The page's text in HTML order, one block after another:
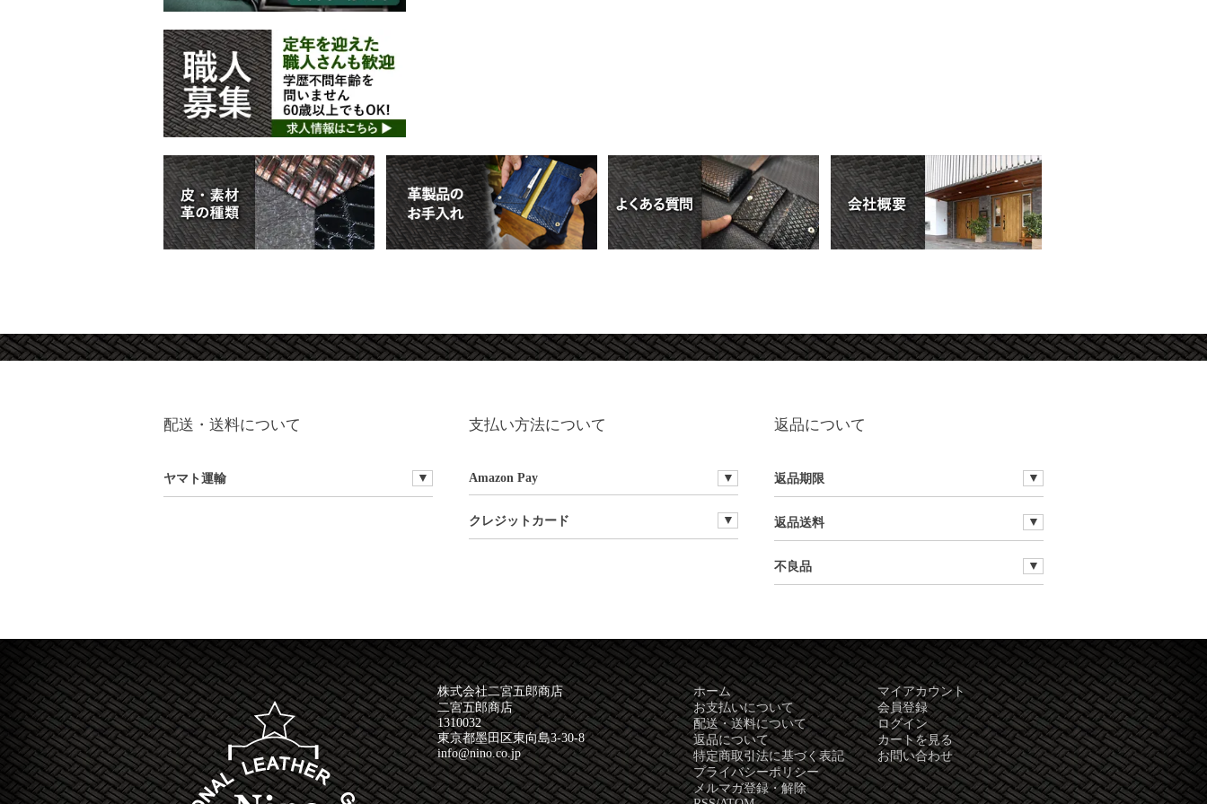
配送・送料について
ヤマト運輸
支払い方法について
Amazon Pay
クレジットカード
返品について
返品期限
返品送料
不良品
株式会社二宮五郎商店
二宮五郎商店
1310032
東京都墨田区東向島3-30-8
info@nino.co.jp
ホーム
お支払いについて
配送・送料について
返品について
特定商取引法に基づく表記
プライバシーポリシー
メルマガ登録・解除
マイアカウント
会員登録
ログイン
カートを見る
お問い合わせ